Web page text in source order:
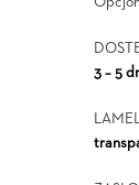
3 – 5